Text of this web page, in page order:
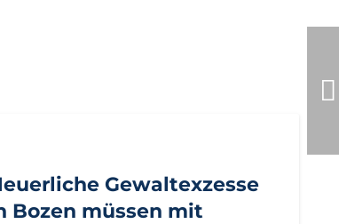
Gewaltexzesse
Bozen müssen mit